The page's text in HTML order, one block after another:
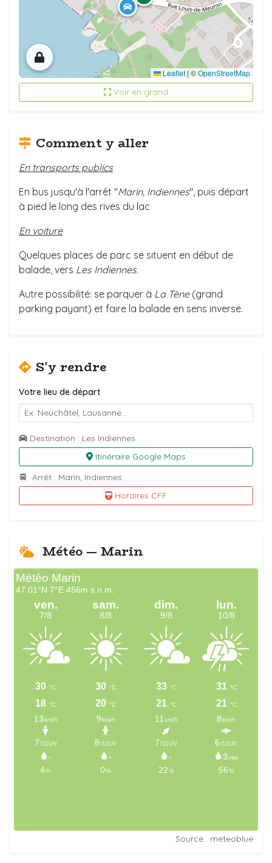
Leaflet | ©OpenStreetMap
Voir en grand
Comment y aller
En transports publics
En bus jusqu'à l'arrêt "Marin, Indiennes", puis départ
à pied le long des rives du lac
En voiture
Quelques places de parc se situent en début de
balade, vers Les Indiennes.
Autre possibilité: se parquer à La Tène(grand
parking payant) et faire la balade en sens inverse.
S'y rendre
Votre lieu de départ
Destination : Les Indiennes
Itinéraire Google Maps
Arrêt : Marin, Indiennes
Horaires CFF
Météo — Marin
Source : meteoblue